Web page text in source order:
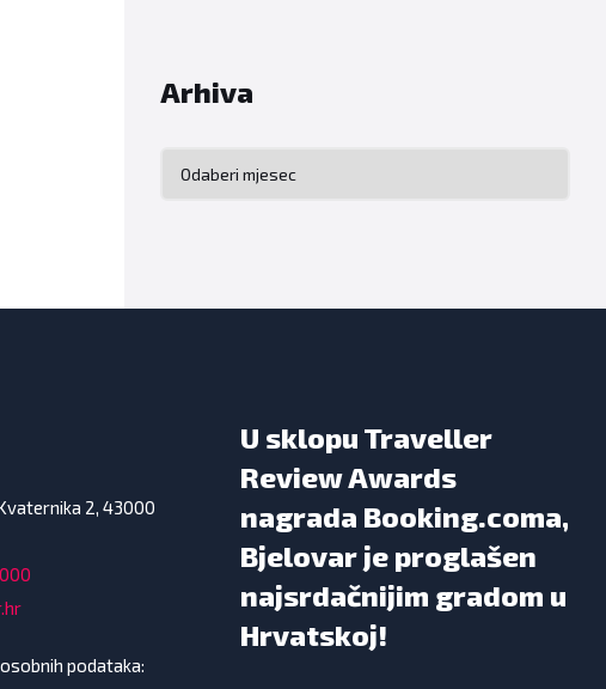
Arhiva
2, 43000
podataka:
U sklopu Traveller
Review Awards
nagrada Booking.coma,
Bjelovar je proglašen
najsrdačnijim gradom u
Hrvatskoj!